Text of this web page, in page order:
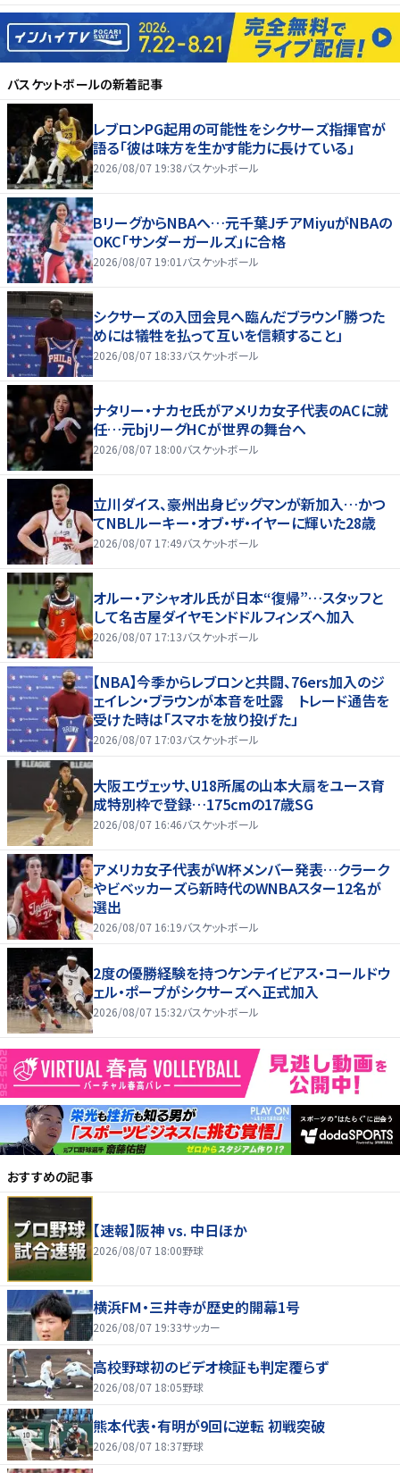
バスケットボールの新着記事
レブロンPG起用の可能性をシクサーズ指揮官が
語る「彼は味方を生かす能力に長けている」
2026/08/07 19:38バスケットボール
BリーグからNBAへ…元千葉JチアMiyuがNBAの
OKC「サンダーガールズ」に合格
2026/08/07 19:01 バスケットボール
シクサーズの入団会見へ臨んだブラウン「勝つた
めには犠牲を払って互いを信頼すること」
2026/08/07 18:33バスケットボール
ナタリー・ナカセ氏がアメリカ女子代表のACに就
任…元bjリーグHCが世界の舞台へ
2026/08/07 18:00バスケットボール
立川ダイス、豪州出身ビッグマンが新加入…かつ
てNBLルーキー・オブ・ザ・イヤーに輝いた28歳
2026/08/07 17:49バスケットボール
オルー・アシャオル氏が日本“復帰”…スタッフと
して名古屋ダイヤモンドドルフィンズへ加入
2026/08/07 17:13バスケットボール
【NBA】今季からレブロンと共闘、76ers加入のジ
ェイレン・ブラウンが本音を吐露 トレード通告を
受けた時は「スマホを放り投げた」
2026/08/07 17:03バスケットボール
大阪エヴェッサ、U18所属の山本大扇をユース育
成特別枠で登録…175cmの17歳SG
2026/08/07 16:46バスケットボール
アメリカ女子代表がW杯メンバー発表…クラーク
やビベッカーズら新時代のWNBAスター12名が
選出
2026/08/07 16:19バスケットボール
2度の優勝経験を持つケンテイビアス・コールドウ
ェル・ポープがシクサーズへ正式加入
2026/08/07 15:32バスケットボール
おすすめの記事
【速報】阪神 vs. 中日ほか
2026/08/07 18:00野球
横浜FM・三井寺が歴史的開幕1号
2026/08/07 19:33サッカー
高校野球初のビデオ検証も判定覆らず
2026/08/07 18:05野球
熊本代表・有明が9回に逆転 初戦突破
2026/08/07 18:37野球